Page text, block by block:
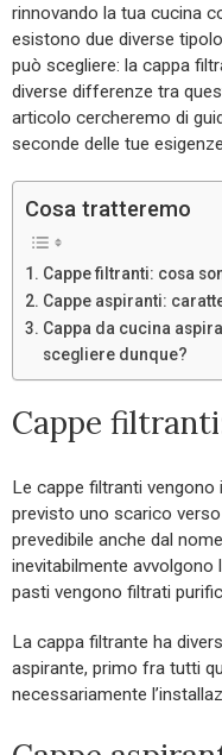
rinnovando la tua cucina
esistono due diverse
può scegliere: la cappa
diverse differenze tra
articolo cercheremo di
seconde delle tue
Cosa tratteremo
Cappe filtranti: cosa
Cappe aspiranti:
Cappa da cucina
scegliere dunque?
Cappe
Le cappe filtranti vengono
previsto uno scarico
prevedibile anche dal
inevitabilmente avvolgono
pasti vengono filtrati
La cappa filtrante ha
aspirante, primo fra tutti
necessariamente